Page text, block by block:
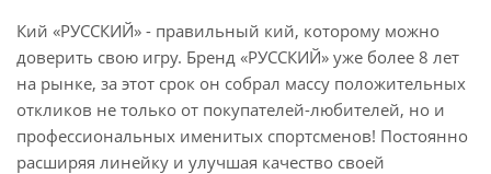
Кий «РУССКИЙ» - правильный кий, которому можно
доверить свою игру. Бренд «РУССКИЙ» уже более 8 лет
на рынке, за этот срок он собрал массу положительных
откликов не только от покупателей-любителей, но и
профессиональных именитых спортсменов! Постоянно
расширяя линейку и улучшая качество своей